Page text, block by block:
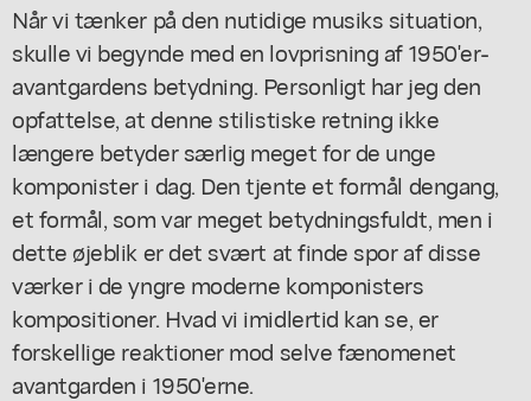
Når vi tænker på den nutidige musiks situation,
skulle vi begynde med en lovprisning af 1950'er-
avantgardens betydning. Personligt har jeg den
opfattelse, at denne stilistiske retning ikke
længere betyder særlig meget for de unge
komponister i dag. Den tjente et formål dengang,
et formål, som var meget betydningsfuldt, men i
dette øjeblik er det svært at finde spor af disse
værker i de yngre moderne komponisters
kompositioner. Hvad vi imidlertid kan se, er
forskellige reaktioner mod selve fænomenet
avantgarden i 1950'erne.